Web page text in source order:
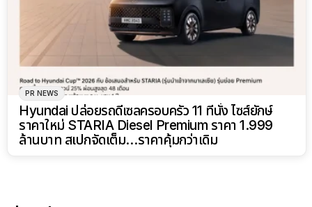
PR NEWS
Hyundai ปล่อยรถดีเซลครอบครัว 11 ที่นั่ง ไซส์ยักษ์
ราคาใหม่ STARIA Diesel Premium ราคา 1.999
ล้านบาท สเปกจัดเต็ม…ราคาคุ้มกว่าเดิม